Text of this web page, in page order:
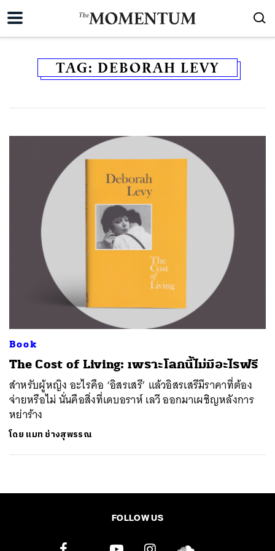
TAG: DEBORAH LEVY
Book
The Cost of Living: เพราะโลกนี้ไม่มีอะไรฟรี
สำหรับผู้หญิง อะไรคือ ‘อิสรเสรี’ แล้วอิสรเสรีมีราคาที่ต้อง
จ่ายหรือไม่ นั่นคือสิ่งที่เดบอราห์ เลวี ออกมาเผชิญหลังการ
หย่าร้าง
โดย แมท ช่างสุพรรณ
FOLLOW US
SHARE TWEET LINE EMAIL